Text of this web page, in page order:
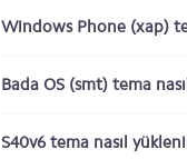
Windows Phone (xap)
Bada OS (smt) tema
S40v6 tema nasıl